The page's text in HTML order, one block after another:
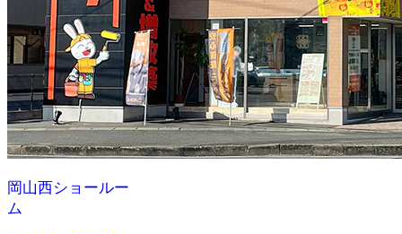
岡山西ショールー
ム